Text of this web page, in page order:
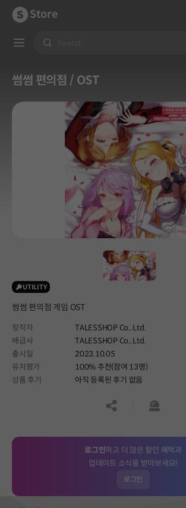
Store
썸썸 편의점 / OST
UTILITY
썸썸 편의점 게임 OST
창작자
TALESSHOP Co., Ltd.
배급사
TALESSHOP Co., Ltd.
출시일
2023.10.05
유저평가
100% 추천(참여 13명)
상품 후기
아직 등록된 후기 없음
공유하기신고하
로그인하고 더 많은 할인 혜택과
업데이트 소식을 받아보세요!
로그인